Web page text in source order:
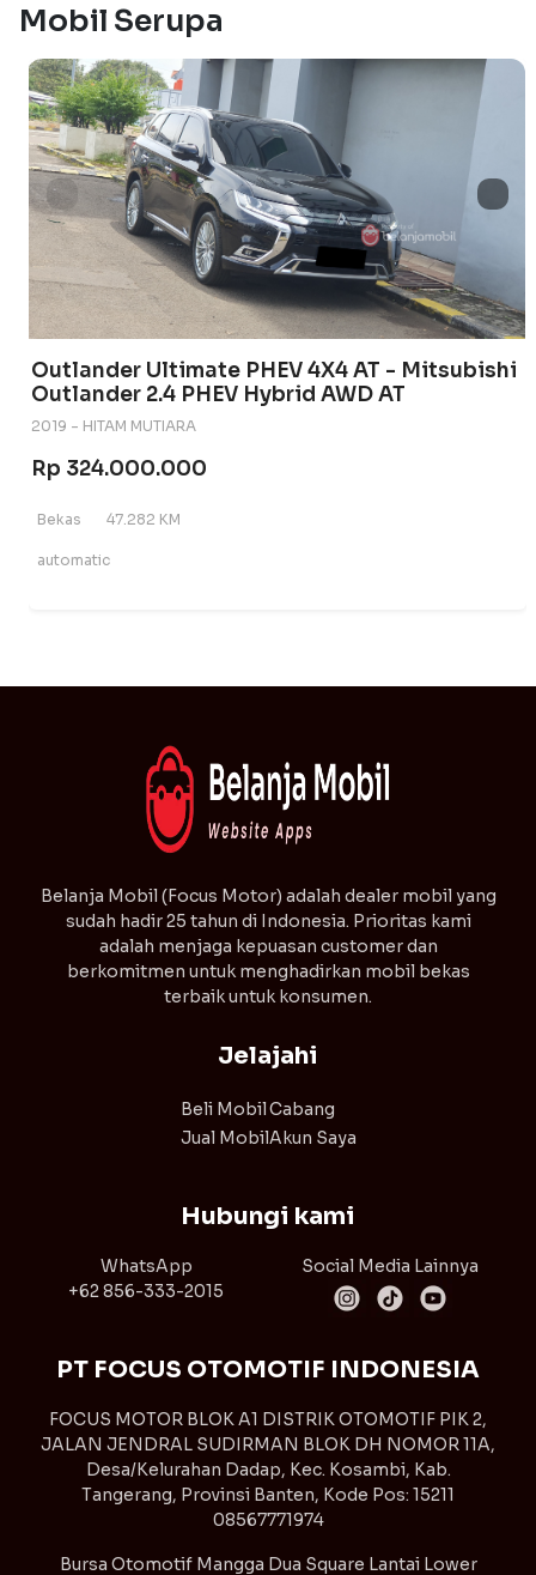
Mobil Serupa
Outlander Ultimate PHEV 4X4 AT - Mitsubishi
Outlander 2.4 PHEV Hybrid AWD AT
2019 - HITAM MUTIARA
Rp 324.000.000
Bekas 47.282 KM
automatic
⁠Belanja Mobil (Focus Motor) adalah dealer mobil yang
sudah hadir 25 tahun di Indonesia. Prioritas kami
adalah menjaga kepuasan customer dan
berkomitmen untuk menghadirkan mobil bekas
terbaik untuk konsumen.
Jelajahi
Beli Mobil
Jual Mobil
Cabang
Akun Saya
Hubungi kami
WhatsApp
+62 856-333-2015
Social Media Lainnya
PT FOCUS OTOMOTIF INDONESIA
FOCUS MOTOR BLOK A1 DISTRIK OTOMOTIF PIK 2,
JALAN JENDRAL SUDIRMAN BLOK DH NOMOR 11A,
Desa/Kelurahan Dadap, Kec. Kosambi, Kab.
Tangerang, Provinsi Banten, Kode Pos: 15211
08567771974
Bursa Otomotif Mangga Dua Square Lantai Lower